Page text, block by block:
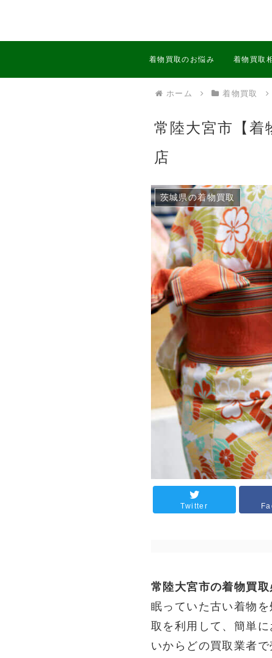
着物買取のお悩み 着物買取
ホーム 着物買取
常陸大宮市【着
店
茨城県の着物買取
Twitter
常陸大宮市の着物買取
眠っていた古い着物
取を利用して、簡単
いからどの買取業者